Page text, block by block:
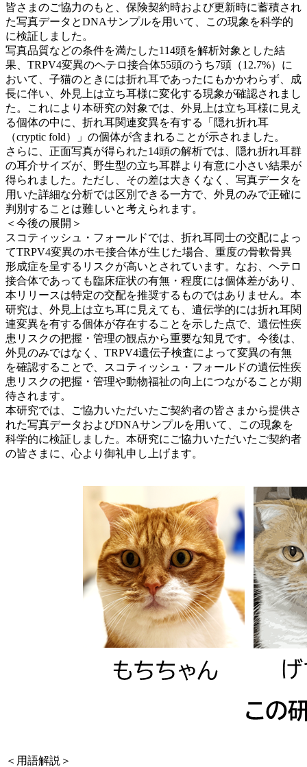
皆さまのご協力のもと、保険契約時および更新時に蓄積され
た写真データとDNAサンプルを用いて、この現象を科学的
に検証しました。
写真品質などの条件を満たした114頭を解析対象とした結
果、TRPV4変異のヘテロ接合体55頭のうち7頭（12.7%）に
おいて、子猫のときには折れ耳であったにもかかわらず、成
長に伴い、外見上は立ち耳様に変化する現象が確認されまし
た。これにより本研究の対象では、外見上は立ち耳様に見え
る個体の中に、折れ耳関連変異を有する「隠れ折れ耳
（cryptic fold）」の個体が含まれることが示されました。
さらに、正面写真が得られた14頭の解析では、隠れ折れ耳群
の耳介サイズが、野生型の立ち耳群より有意に小さい結果が
得られました。ただし、その差は大きくなく、写真データを
用いた詳細な分析では区別できる一方で、外見のみで正確に
判別することは難しいと考えられます。
＜今後の展開＞
スコティッシュ・フォールドでは、折れ耳同士の交配によっ
てTRPV4変異のホモ接合体が生じた場合、重度の骨軟骨異
形成症を呈するリスクが高いとされています。なお、ヘテロ
接合体であっても臨床症状の有無・程度には個体差があり、
本リリースは特定の交配を推奨するものではありません。本
研究は、外見上は立ち耳に見えても、遺伝学的には折れ耳関
連変異を有する個体が存在することを示した点で、遺伝性疾
患リスクの把握・管理の観点から重要な知見です。今後は、
外見のみではなく、TRPV4遺伝子検査によって変異の有無
を確認することで、スコティッシュ・フォールドの遺伝性疾
患リスクの把握・管理や動物福祉の向上につながることが期
待されます。
本研究では、ご協力いただいたご契約者の皆さまから提供さ
れた写真データおよびDNAサンプルを用いて、この現象を
科学的に検証しました。本研究にご協力いただいたご契約者
の皆さまに、心より御礼申し上げます。
＜用語解説＞